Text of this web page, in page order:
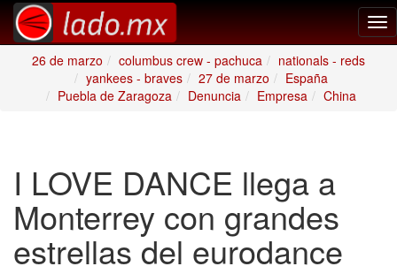
26 de marzo
columbus crew - pachuca
nationals - reds
yankees - braves
27 de marzo
España
Puebla de Zaragoza
Denuncia Empresa China
I LOVE DANCE llega a
Monterrey con grandes
estrellas del eurodance